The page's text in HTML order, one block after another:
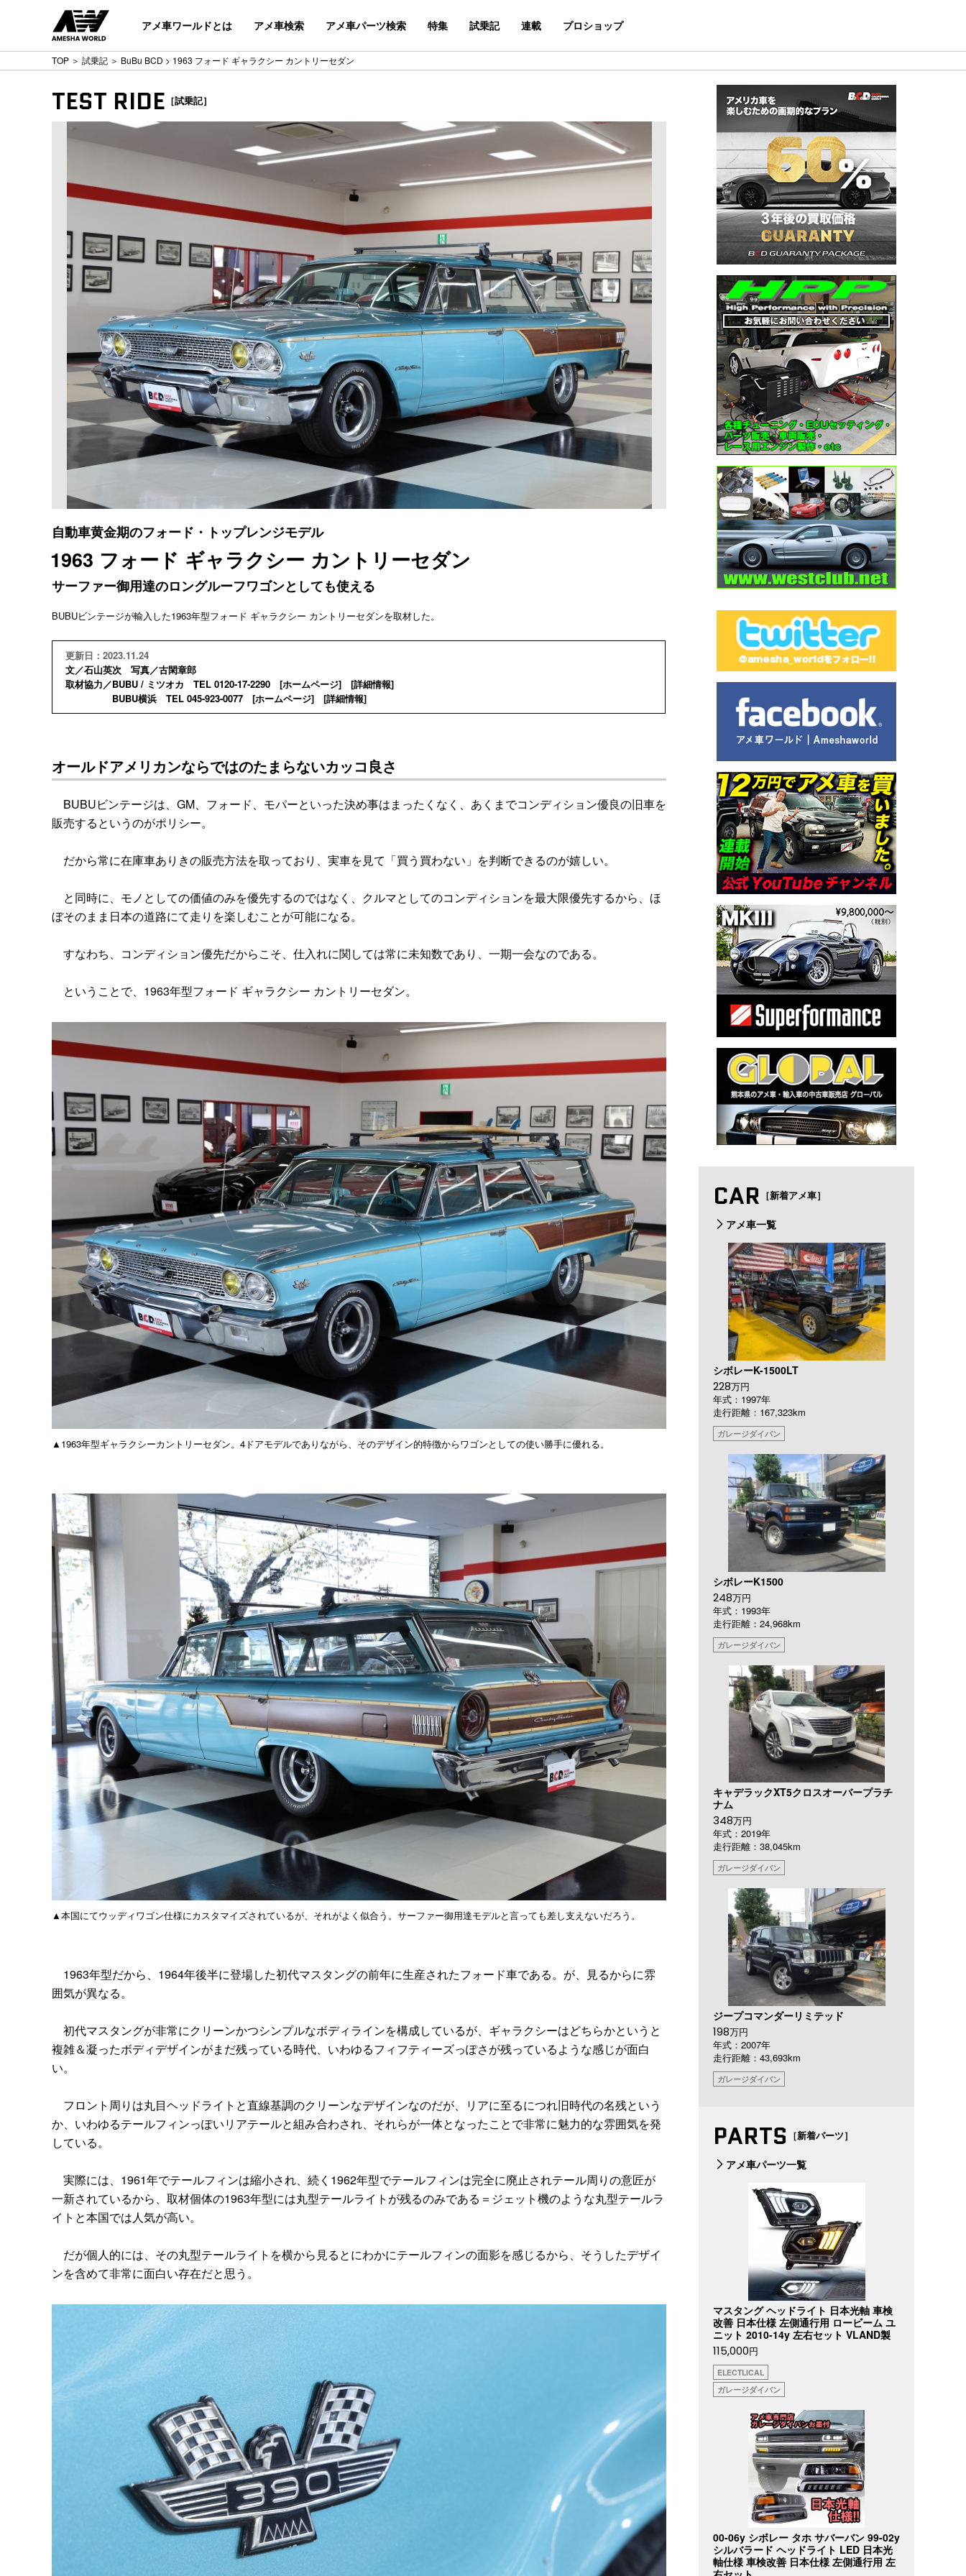
アメ車ワールドとは アメ車検索 アメ車パーツ検索 特集 試乗記 連載 プロショップ
TOP ＞ 試乗記 ＞ BuBu BCD > 1963 フォード ギャラクシー カントリーセダン
TEST RIDE ［試乗記］
自動車黄金期のフォード・トップレンジモデル
1963 フォード ギャラクシー カントリーセダン
サーファー御用達のロングルーフワゴンとしても使える
BUBUビンテージが輸入した1963年型フォード ギャラクシー カントリーセダンを取材した。
更新日：2023.11.24
文／石山英次 写真／古閑章郎
取材協力／BUBU / ミツオカ TEL 0120-17-2290 [ホームページ] [詳細情報]
BUBU横浜 TEL 045-923-0077 [ホームページ] [詳細情報]
オールドアメリカンならではのたまらないカッコ良さ
BUBUビンテージは、GM、フォード、モパーといった決め事はまったくなく、あくまでコンディション優良の旧車を
販売するというのがポリシー。
だから常に在庫車ありきの販売方法を取っており、実車を見て「買う買わない」を判断できるのが嬉しい。
と同時に、モノとしての価値のみを優先するのではなく、クルマとしてのコンディションを最大限優先するから、ほ
ぼそのまま日本の道路にて走りを楽しむことが可能になる。
すなわち、コンディション優先だからこそ、仕入れに関しては常に未知数であり、一期一会なのである。
ということで、1963年型フォード ギャラクシー カントリーセダン。
▲1963年型ギャラクシーカントリーセダン。4ドアモデルでありながら、そのデザイン的特徴からワゴンとしての使い勝手に優れる。
▲本国にてウッディワゴン仕様にカスタマイズされているが、それがよく似合う。サーファー御用達モデルと言っても差し支えないだろう。
1963年型だから、1964年後半に登場した初代マスタングの前年に生産されたフォード車である。が、見るからに雰
囲気が異なる。
初代マスタングが非常にクリーンかつシンプルなボディラインを構成しているが、ギャラクシーはどちらかというと
複雑＆凝ったボディデザインがまだ残っている時代、いわゆるフィフティーズっぽさが残っているような感じが面白
い。
フロント周りは丸目ヘッドライトと直線基調のクリーンなデザインなのだが、リアに至るにつれ旧時代の名残という
か、いわゆるテールフィンっぽいリアテールと組み合わされ、それらが一体となったことで非常に魅力的な雰囲気を発
している。
実際には、1961年でテールフィンは縮小され、続く1962年型でテールフィンは完全に廃止されテール周りの意匠が
一新されているから、取材個体の1963年型には丸型テールライトが残るのみである＝ジェット機のような丸型テールラ
イトと本国では人気が高い。
だが個人的には、その丸型テールライトを横から見るとにわかにテールフィンの面影を感じるから、そうしたデザイ
ンを含めて非常に面白い存在だと思う。
CAR ［新着アメ車］
アメ車一覧
シボレーK-1500LT
228万円
年式：1997年
走行距離：167,323km
ガレージダイバン
シボレーK1500
248万円
年式：1993年
走行距離：24,968km
ガレージダイバン
キャデラックXT5クロスオーバープラチ
ナム
348万円
年式：2019年
走行距離：38,045km
ガレージダイバン
ジープコマンダーリミテッド
198万円
年式：2007年
走行距離：43,693km
ガレージダイバン
PARTS ［新着パーツ］
アメ車パーツ一覧
マスタング ヘッドライト 日本光軸 車検
改善 日本仕様 左側通行用 ロービーム ユ
ニット 2010-14y 左右セット VLAND製
115,000円
ELECTLICAL
ガレージダイバン
00-06y シボレー タホ サバーバン 99-02y
シルバラード ヘッドライト LED 日本光
軸仕様 車検改善 日本仕様 左側通行用 左